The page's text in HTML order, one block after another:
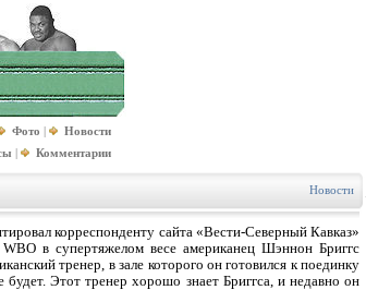
Фото |
Новости
| Комментарии
Новости
корреспонденту сайта «Вести-Северный Кавказ»
в супертяжелом весе американец Шэннон Бриггс
тренер, в зале которого он готовился к поединку
будет. Этот тренер хорошо знает Бриггса, и недавно он